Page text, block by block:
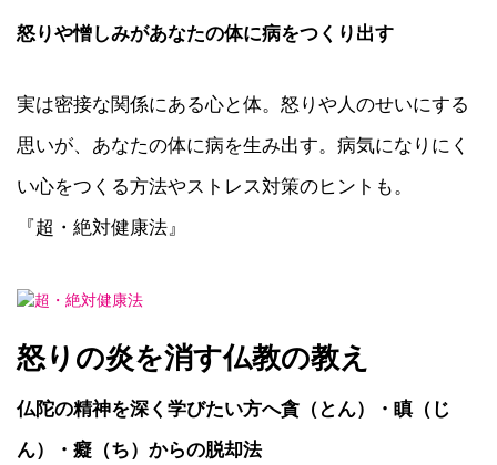
怒りや憎しみがあなたの体に病をつくり出す
実は密接な関係にある心と体。怒りや人のせいにする
思いが、あなたの体に病を生み出す。病気になりにく
い心をつくる方法やストレス対策のヒントも。
『超・絶対健康法』
怒りの炎を消す仏教の教え
仏陀の精神を深く学びたい方へ貪（とん）・瞋（じ
ん）・癡（ち）からの脱却法